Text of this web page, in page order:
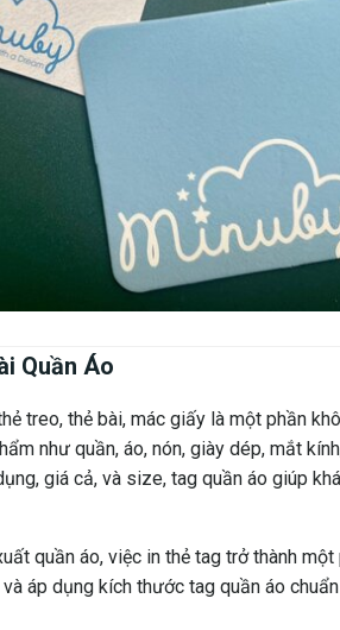
Quần Áo
treo, thẻ bài, mác giấy là một phần
như quần, áo, nón, giày dép, mắt
giá cả, và size, tag quần áo giúp
quần áo, việc in thẻ tag trở thành
áp dụng kích thước tag quần áo